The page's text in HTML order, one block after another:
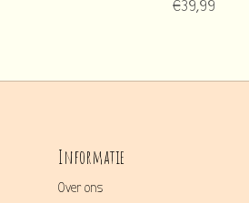
€39,99
Informatie
Over ons